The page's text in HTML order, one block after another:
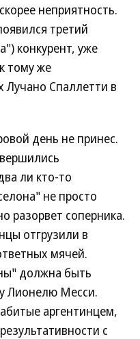
неприятность.
третий
конкурент, уже
тому же
Спаллетти в
день не принес.
ли кто-то
не просто
разорвет соперника.
отгрузили в
мячей.
должна быть
Лионелю Месси.
аргентинцем,
с